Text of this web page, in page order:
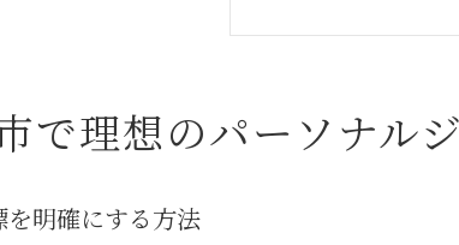
パーソナルジムで
で理想のパーソナル
を明確にする方法